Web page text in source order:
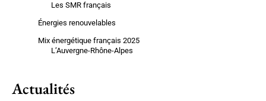
Les SMR français
Énergies renouvelables
Mix énergétique français 2025
L’Auvergne-Rhône-Alpes
Actualités